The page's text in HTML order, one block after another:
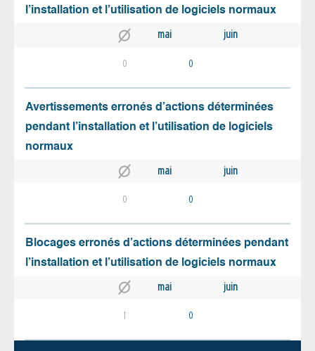
l’installation et l’utilisation de logiciels normaux
mai juin
0 0
Avertissements erronés d’actions déterminées
pendant l’installation et l’utilisation de logiciels
normaux
mai juin
0 0
Blocages erronés d’actions déterminées pendant
l’installation et l’utilisation de logiciels normaux
mai juin
1 0